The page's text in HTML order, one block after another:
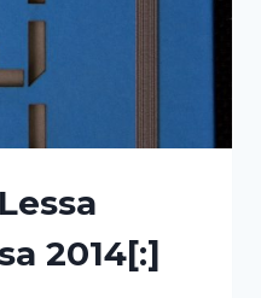
2014[:]